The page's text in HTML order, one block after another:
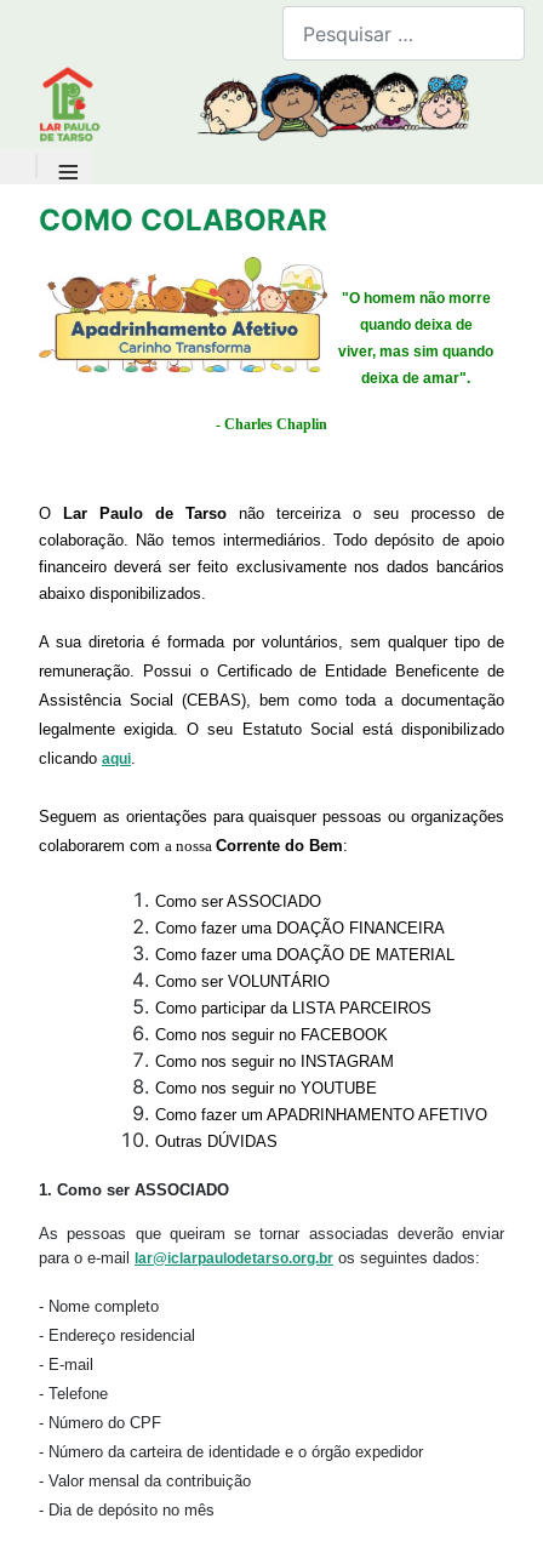
≡
COMO COLABORAR
"O homem não morre
quando deixa de
viver, mas sim quando
deixa de amar".
- Charles Chaplin
O Lar Paulo de Tarso não terceiriza o seu processo de
colaboração. Não temos intermediários. Todo depósito de apoio
financeiro deverá ser feito exclusivamente nos dados bancários
abaixo disponibilizados.
A sua diretoria é formada por voluntários, sem qualquer tipo de
remuneração. Possui o Certificado de Entidade Beneficente de
Assistência Social (CEBAS), bem como toda a documentação
legalmente exigida.O seu Estatuto Social está disponibilizado
clicando aqui
Seguem as orientações para quaisquer pessoas ou organizações
colaborarem com a nossa Corrente do Bem:
Como ser ASSOCIADO
Como fazer uma DOAÇÃO FINANCEIRA
Como fazer uma DOAÇÃO DE MATERIAL
Como ser VOLUNTÁRIO
Como participar da LISTA PARCEIROS
Como nos seguir no FACEBOOK
Como nos seguir no INSTAGRAM
Como nos seguir no YOUTUBE
Como fazer um APADRINHAMENTO AFETIVO
Outras DÚVIDAS
1. Como ser ASSOCIADO
As pessoas que queiram se tornar associadas deverão enviar
para o e-mail
lar@iclarpaulodetarso.org.br os seguintes dados:
- Nome completo
- Endereço residencial
- E-mail
- Telefone
- Número do CPF
- Número da carteira de identidade e o órgão expedidor
- Valor mensal da contribuição
- Dia de depósito no mês